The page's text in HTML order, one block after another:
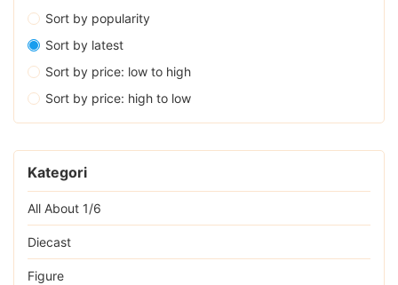
Sort by popularity
Sort by latest
Sort by price: low to high
Sort by price: high to low
Kategori
All About 1/6
Diecast
Figure